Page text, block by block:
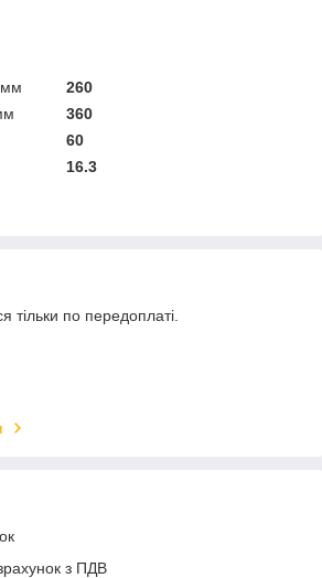
мм
260
360
60
16.3
тільки по передоплаті.
з ПДВ